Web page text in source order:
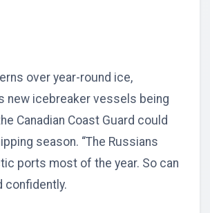
over year-round ice,
new icebreaker vessels being
Canadian Coast Guard could
season. “The Russians
ports most of the year. So can
confidently.